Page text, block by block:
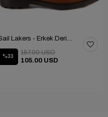
%33
105.00 USD
157.00 USD